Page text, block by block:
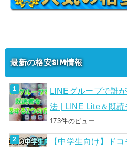
最新の格安SIM情報
LINEグループで誰
法 | LINE Lite＆既読
173件のビュー
【中学生向け】ド